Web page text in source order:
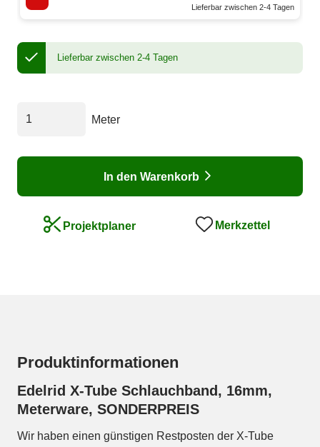
Lieferbar zwischen 2-4 Tagen
Lieferbar zwischen 2-4 Tagen
Meter
In den Warenkorb
Projektplaner Merkzettel
Produktinformationen
Edelrid X-Tube Schlauchband, 16mm,
Meterware, SONDERPREIS
Wir haben einen günstigen Restposten der X-Tube